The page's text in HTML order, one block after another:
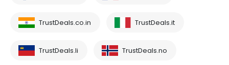
TrustDeals.co.in TrustDeals.it
TrustDeals.li TrustDeals.no